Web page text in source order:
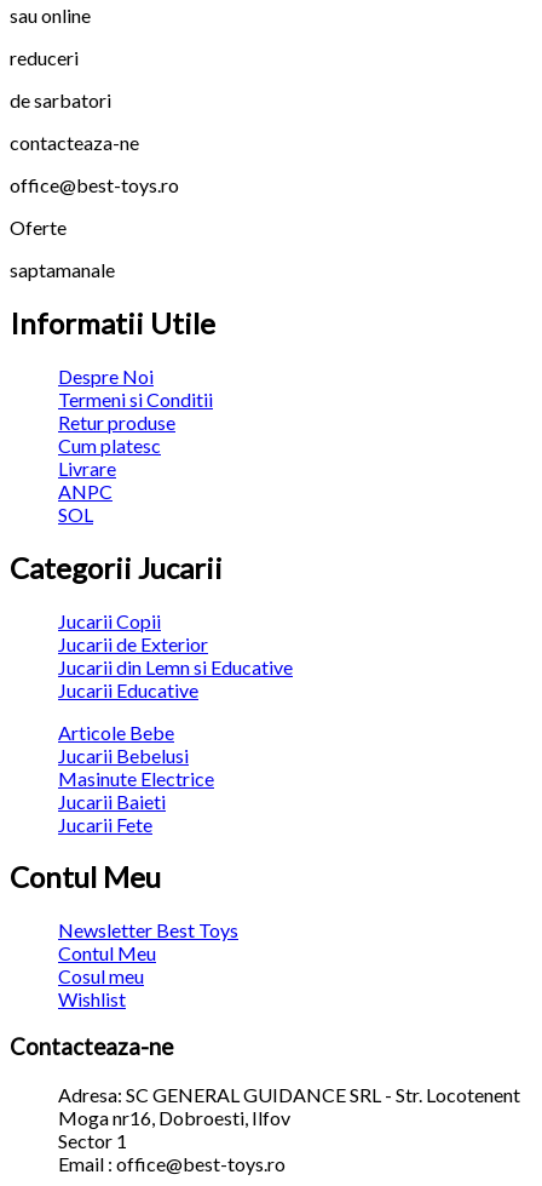
sau online
reduceri
de sarbatori
contacteaza-ne
office@best-toys.ro
Oferte
saptamanale
Informatii Utile
Despre Noi
Termeni si Conditii
Retur produse
Cum platesc
Livrare
ANPC
SOL
Categorii Jucarii
Jucarii Copii
Jucarii de Exterior
Jucarii din Lemn si Educative
Jucarii Educative
Articole Bebe
Jucarii Bebelusi
Masinute Electrice
Jucarii Baieti
Jucarii Fete
Contul Meu
Newsletter Best Toys
Contul Meu
Cosul meu
Wishlist
Contacteaza-ne
Adresa: SC GENERAL GUIDANCE SRL - Str. Locotenent
Moga nr16, Dobroesti, Ilfov
Sector 1
Email : office@best-toys.ro